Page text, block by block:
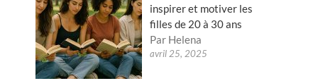
inspirer et motiver les
filles de 20 à 30 ans
Par Helena
avril 25, 2025